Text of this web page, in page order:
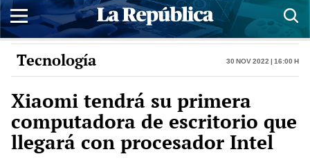
Tecnología 30 Nov 2022 | 16:00 h
Xiaomi tendrá su primera
computadora de escritorio que
llegará con procesador Intel